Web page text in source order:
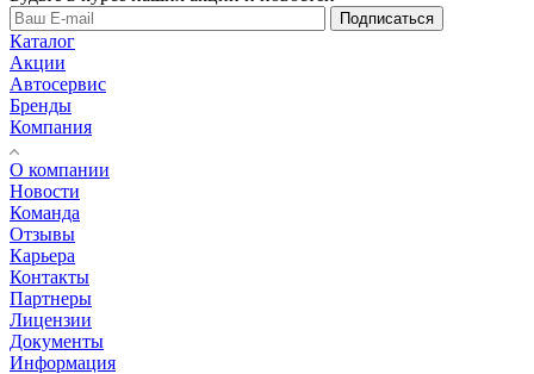
Подписаться
Каталог
Акции
Автосервис
Бренды
Компания
О компании
Новости
Команда
Отзывы
Карьера
Контакты
Партнеры
Лицензии
Документы
Информация